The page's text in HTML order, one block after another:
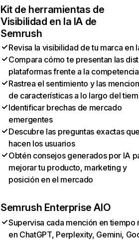
Kit de herramientas de
Visibilidad en la IA de
Semrush
Revisa la visibilidad de tu marca en
Compara cómo te presentan las
plataformas frente a la competencia
Rastrea el sentimiento y las
de características a lo largo del
Identificar brechas de mercado
emergentes
Descubre las preguntas exactas
hacen los usuarios
Obtén consejos generados por IA
mejorar tu producto, marketing y
posición en el mercado
Semrush Enterprise AIO
Supervisa cada mención en tiempo
en ChatGPT, Perplexity, Gemini,